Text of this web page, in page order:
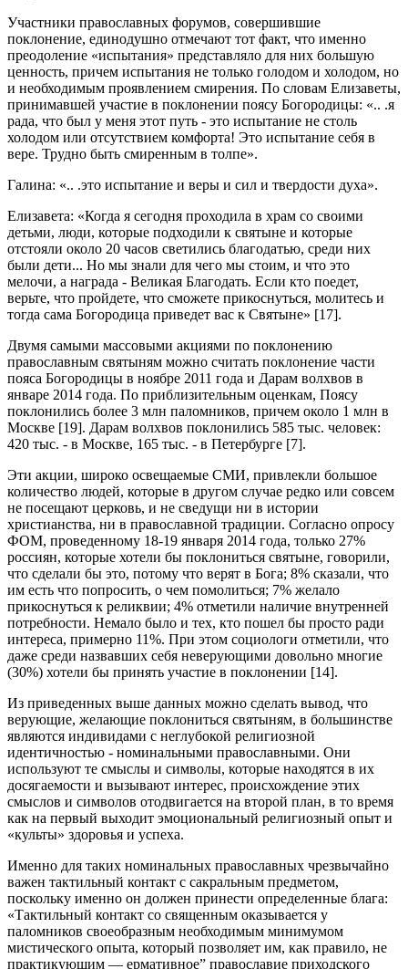
Участники православных форумов, совершившие
поклонение, единодушно отмечают тот факт, что именно
преодоление «испытания» представляло для них большую
ценность, причем испытания не только голодом и холодом, но
и необходимым проявлением смирения. По словам Елизаветы,
принимавшей участие в поклонении поясу Богородицы: «.. .я
рада, что был у меня этот путь - это испытание не столь
холодом или отсутствием комфорта! Это испытание себя в
вере. Трудно быть смиренным в толпе».
Галина: «.. .это испытание и веры и сил и твердости духа».
Елизавета: «Когда я сегодня проходила в храм со своими
детьми, люди, которые подходили к святыне и которые
отстояли около 20 часов светились благодатью, среди них
были дети... Но мы знали для чего мы стоим, и что это
мелочи, а награда - Великая Благодать. Если кто поедет,
верьте, что пройдете, что сможете прикоснуться, молитесь и
тогда сама Богородица приведет вас к Святыне» [17].
Двумя самыми массовыми акциями по поклонению
православным святыням можно считать поклонение части
пояса Богородицы в ноябре 2011 года и Дарам волхвов в
январе 2014 года. По приблизительным оценкам, Поясу
поклонились более 3 млн паломников, причем около 1 млн в
Москве [19]. Дарам волхвов поклонились 585 тыс. человек:
420 тыс. - в Москве, 165 тыс. - в Петербурге [7].
Эти акции, широко освещаемые СМИ, привлекли большое
количество людей, которые в другом случае редко или совсем
не посещают церковь, и не сведущи ни в истории
христианства, ни в православной традиции. Согласно опросу
ФОМ, проведенному 18-19 января 2014 года, только 27%
россиян, которые хотели бы поклониться святыне, говорили,
что сделали бы это, потому что верят в Бога; 8% сказали, что
им есть что попросить, о чем помолиться; 7% желало
прикоснуться к реликвии; 4% отметили наличие внутренней
потребности. Немало было и тех, кто пошел бы просто ради
интереса, примерно 11%. При этом социологи отметили, что
даже среди назвавших себя неверующими довольно многие
(30%) хотели бы принять участие в поклонении [14].
Из приведенных выше данных можно сделать вывод, что
верующие, желающие поклониться святыням, в большинстве
являются индивидами с неглубокой религиозной
идентичностью - номинальными православными. Они
используют те смыслы и символы, которые находятся в их
досягаемости и вызывают интерес, происхождение этих
смыслов и символов отодвигается на второй план, в то время
как на первый выходит эмоциональный религиозный опыт и
«культы» здоровья и успеха.
Именно для таких номинальных православных чрезвычайно
важен тактильный контакт с сакральным предметом,
поскольку именно он должен принести определенные блага:
«Тактильный контакт со священным оказывается у
паломников своеобразным необходимым минимумом
мистического опыта, который позволяет им, как правило, не
практикующим — ермативное” православие приходского